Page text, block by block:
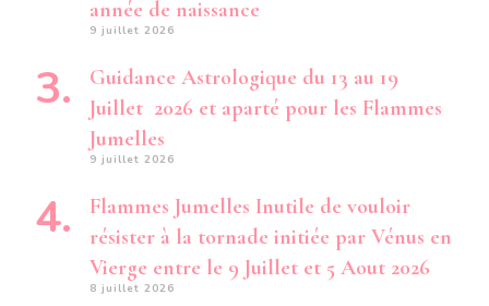
année de naissance
9 juillet 2026
Guidance Astrologique du 13 au 19
Juillet 2026 et aparté pour les Flammes
Jumelles
9 juillet 2026
Flammes Jumelles Inutile de vouloir
résister à la tornade initiée par Vénus en
Vierge entre le 9 Juillet et 5 Aout 2026
8 juillet 2026